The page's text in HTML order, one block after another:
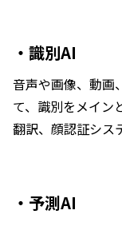
・識別AI
音声や画像、動画
て、識別をメイン
翻訳、顔認証シス
・予測AI